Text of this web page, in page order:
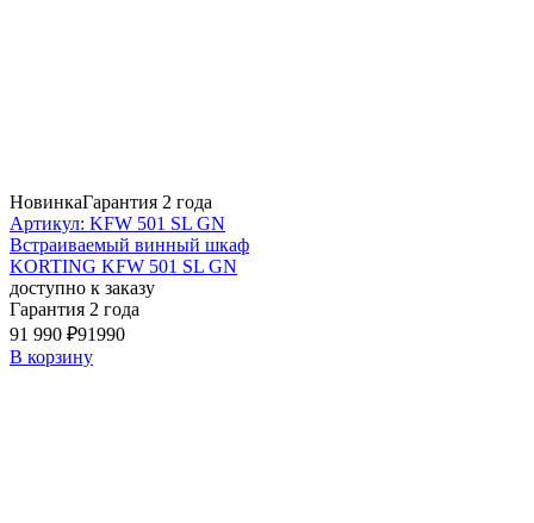
НовинкаГарантия 2 года
Артикул: KFW 501 SL GN
Встраиваемый винный шкаф
KORTING KFW 501 SL GN
доступно к заказу
Гарантия 2 года
91 990 ₽91990
В корзину